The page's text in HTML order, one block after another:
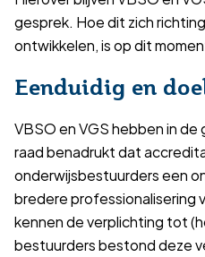
gesprek. Hoe dit zich
ontwikkelen, is op dit
Eenduidig en
VBSO en VGS hebben in
raad benadrukt dat
onderwijsbestuurders een
bredere professionalisering
kennen de verplichting tot
bestuurders bestond deze